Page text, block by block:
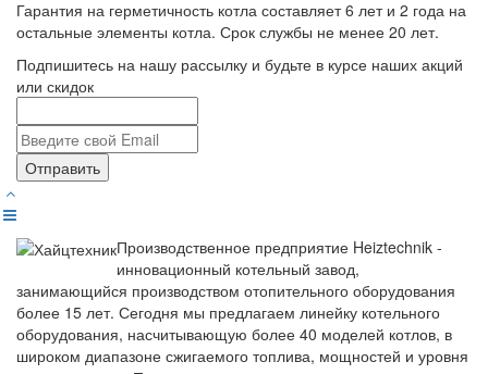
Гарантия на герметичность котла составляет 6 лет и 2 года на
остальные элементы котла. Срок службы не менее 20 лет.
Подпишитесь на нашу рассылку и будьте в курсе наших акций
или скидок
Отправить
Производственное предприятие Heiztechnik -
инновационный котельный завод,
занимающийся производством отопительного оборудования
более 15 лет. Сегодня мы предлагаем линейку котельного
оборудования, насчитывающую более 40 моделей котлов, в
широком диапазоне сжигаемого топлива, мощностей и уровня